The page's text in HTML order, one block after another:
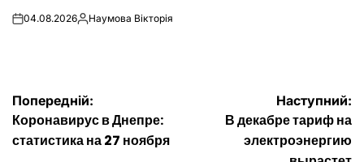
on04.08.2026Опубліковано
Наумова Вікторія
Навігація
записів
Попередній:
Коронавирус в Днепре:
статистика на 27 ноября
Наступний:
В декабре тариф на
электроэнергию